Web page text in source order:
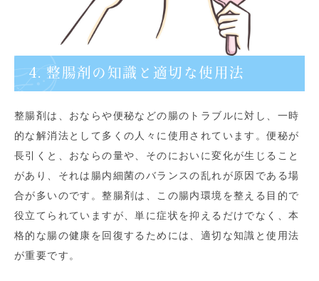
4. 整腸剤の知識と適切な使用法
整腸剤は、おならや便秘などの腸のトラブルに対し、一時
的な解消法として多くの人々に使用されています。便秘が
長引くと、おならの量や、そのにおいに変化が生じること
があり、それは腸内細菌のバランスの乱れが原因である場
合が多いのです。整腸剤は、この腸内環境を整える目的で
役立てられていますが、単に症状を抑えるだけでなく、本
格的な腸の健康を回復するためには、適切な知識と使用法
が重要です。